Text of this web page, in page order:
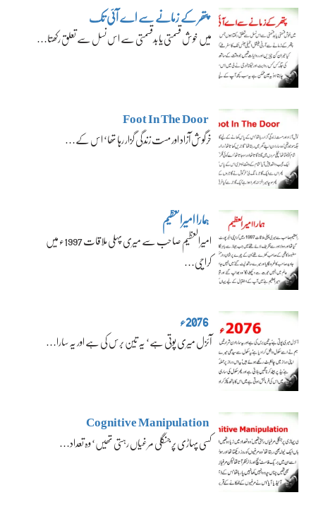
پتھر کے زمانے سے اے آئی تک
میں خوش قسمتی یا بدقسمتی سے اس نسل سے تعلق رکھتا…
Foot In The Door
خرگوش آزاد اور مست زندگی گزار رہا تھا‘ اس کے…
ہمارا امیرالعظیم
امیرالعظیم صاحب سے میری پہلی ملاقات 1997ء میں
کراچی…
2076ء
آئزل میری پوتی ہے‘ یہ تین برس کی ہے اور یہ سارا…
Cognitive Manipulation
کسی پہاڑی پر جنگلی مرغیاں رہتی تھیں‘ وہ تعداد…